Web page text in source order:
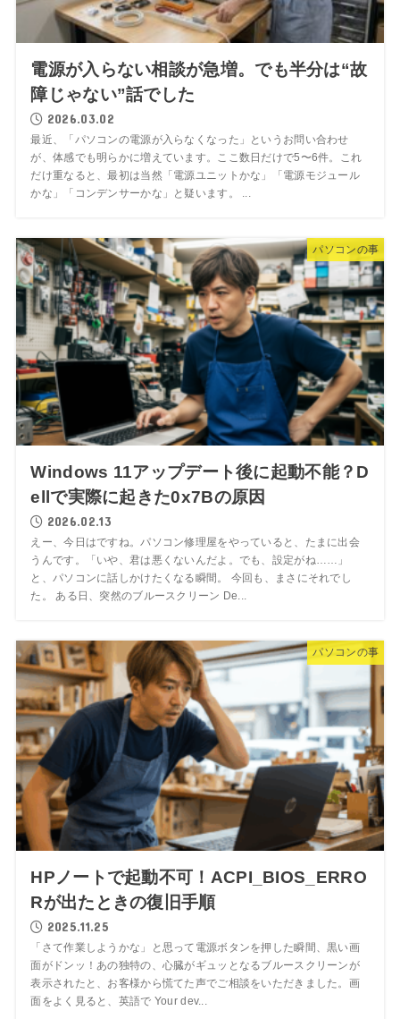
電源が入らない相談が急増。でも半分は“故
障じゃない”話でした
2026.03.02
最近、「パソコンの電源が入らなくなった」というお問い合わせ
が、体感でも明らかに増えています。ここ数日だけで5〜6件。これ
だけ重なると、最初は当然「電源ユニットかな」「電源モジュール
かな」「コンデンサーかな」と疑います。 ...
パソコンの事
Windows 11アップデート後に起動不能？D
ellで実際に起きた0x7Bの原因
2026.02.13
えー、今日はですね。パソコン修理屋をやっていると、たまに出会
うんです。「いや、君は悪くないんだよ。でも、設定がね……」
と、パソコンに話しかけたくなる瞬間。 今回も、まさにそれでし
た。 ある日、突然のブルースクリーン De...
パソコンの事
HPノートで起動不可！ACPI_BIOS_ERRO
Rが出たときの復旧手順
2025.11.25
「さて作業しようかな」と思って電源ボタンを押した瞬間、黒い画
面がドンッ！あの独特の、心臓がギュッとなるブルースクリーンが
表示されたと、お客様から慌てた声でご相談をいただきました。画
面をよく見ると、英語で Your dev...